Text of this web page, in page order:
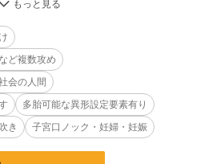
ストクラブオーナー他など。
犯罪行為を犯しています。悪びれていませ
す。
き・子宮口ノック・妊婦・妊娠
件
件
ど複数攻め
会の人間
多胎可能な異形設定要素有り
き
子宮口ノック・妊婦・妊娠